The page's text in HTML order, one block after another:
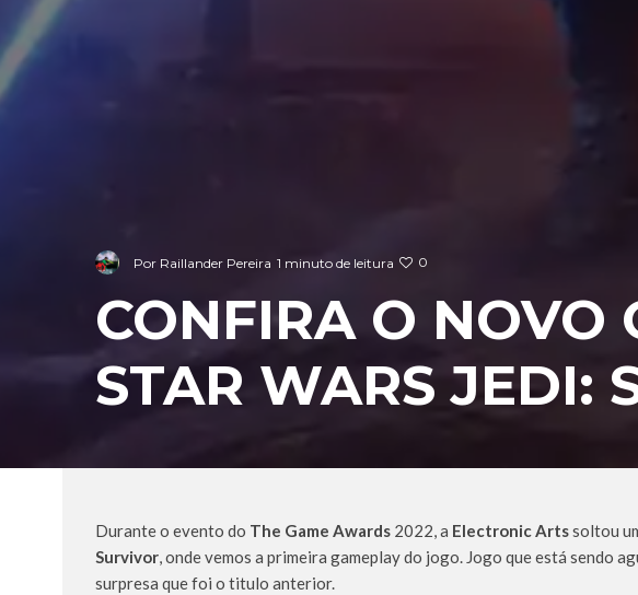
Por Raillander Pereira 1 minuto de leitura 0
CONFIRA O NOVO
STAR WARS JEDI:
Durante o evento do The Game Awards 2022, a Electronic Artssoltou
Survivor, onde vemos a primeira gameplay do jogo. Jogo que está sendo
surpresa que foi o titulo anterior.